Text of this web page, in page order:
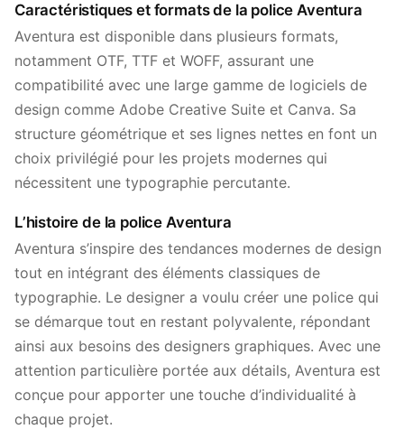
Caractéristiques et formats de la police Aventura
Aventura est disponible dans plusieurs formats,
notamment OTF, TTF et WOFF, assurant une
compatibilité avec une large gamme de logiciels de
design comme Adobe Creative Suite et Canva. Sa
structure géométrique et ses lignes nettes en font un
choix privilégié pour les projets modernes qui
nécessitent une typographie percutante.
L’histoire de la police Aventura
Aventura s’inspire des tendances modernes de design
tout en intégrant des éléments classiques de
typographie. Le designer a voulu créer une police qui
se démarque tout en restant polyvalente, répondant
ainsi aux besoins des designers graphiques. Avec une
attention particulière portée aux détails, Aventura est
conçue pour apporter une touche d’individualité à
chaque projet.